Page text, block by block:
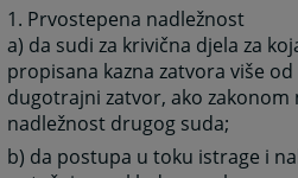
1. Prvostepena nadležnost
a) da sudi za krivična djela za
propisana kazna zatvora više
dugotrajni zatvor, ako zakonom
nadležnost drugog suda;
b) da postupa u toku istrage i